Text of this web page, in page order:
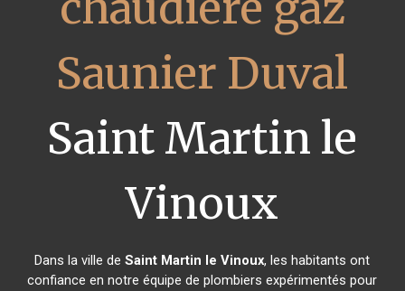
Saunier Duval
Saint Martin le
Vinoux
Dans la ville deSaint Martin le Vinoux, les habitants ont
confiance en notre équipe de plombiers expérimentés pour